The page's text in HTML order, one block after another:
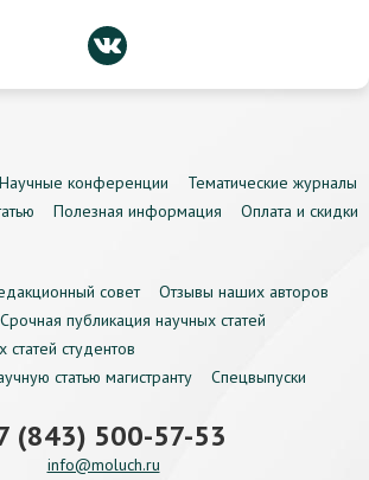
Научные конференции
Тематические журналы
Полезная информация
Оплата и скидки
совет
Отзывы наших авторов
Срочная публикация научных статей
студентов
статью магистранту
Спецвыпуски
(843) 500-57-53
info@moluch.ru